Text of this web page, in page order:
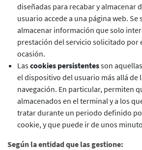
diseñadas para recabar y almacenar
usuario accede a una página web.
almacenar información que solo
prestación del servicio solicitado por
ocasión.
Lascookies persistentesson
el dispositivo del usuario más allá de
navegación. En particular, permiten
almacenados en el terminal y a los
tratar durante un periodo definido
cookie, y que puede ir de unos
Según la entidad que las gestione: